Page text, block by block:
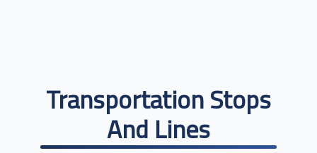
Transportation Stops
And Lines